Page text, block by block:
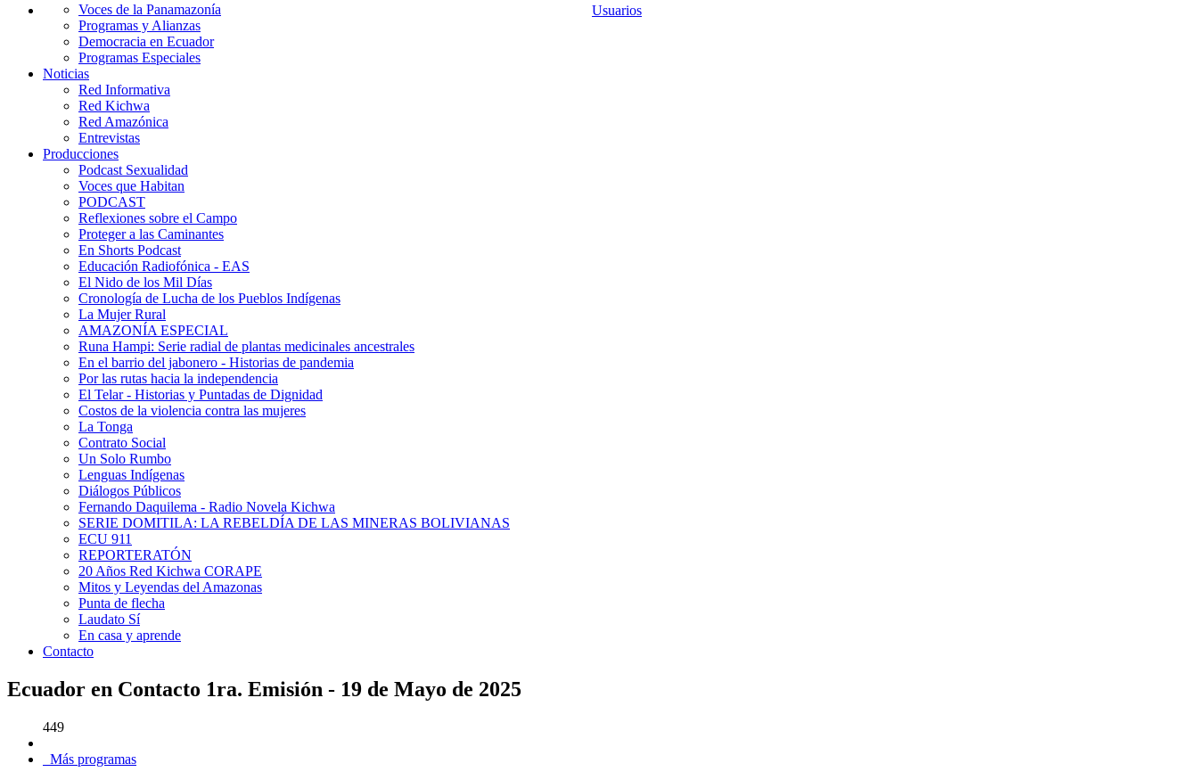
Usuarios
Voces de la Panamazonía
Programas y Alianzas
Democracia en Ecuador
Programas Especiales
Noticias
Red Informativa
Red Kichwa
Red Amazónica
Entrevistas
Producciones
Podcast Sexualidad
Voces que Habitan
PODCAST
Reflexiones sobre el Campo
Proteger a las Caminantes
En Shorts Podcast
Educación Radiofónica - EAS
El Nido de los Mil Días
Cronología de Lucha de los Pueblos Indígenas
La Mujer Rural
AMAZONÍA ESPECIAL
Runa Hampi: Serie radial de plantas medicinales ancestrales
En el barrio del jabonero - Historias de pandemia
Por las rutas hacia la independencia
El Telar - Historias y Puntadas de Dignidad
Costos de la violencia contra las mujeres
La Tonga
Contrato Social
Un Solo Rumbo
Lenguas Indígenas
Diálogos Públicos
Fernando Daquilema - Radio Novela Kichwa
SERIE DOMITILA: LA REBELDÍA DE LAS MINERAS BOLIVIANAS
ECU 911
REPORTERATÓN
20 Años Red Kichwa CORAPE
Mitos y Leyendas del Amazonas
Punta de flecha
Laudato Sí
En casa y aprende
Contacto
Ecuador en Contacto 1ra. Emisión - 19 de Mayo de 2025
449
Más programas